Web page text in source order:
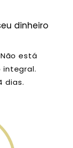
dinheiro
está
integral.
dias.